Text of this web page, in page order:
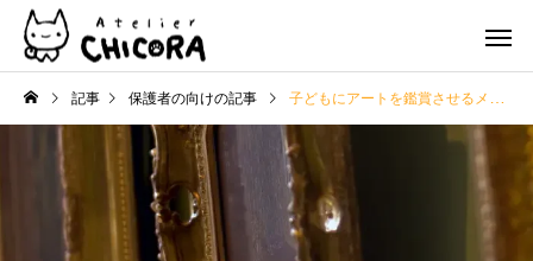
記事 保護者の向けの記事 子どもにアートを鑑賞させるメリットとは